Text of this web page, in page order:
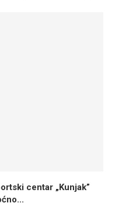
centar „Kunjak”